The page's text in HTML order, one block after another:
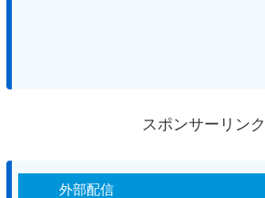
スポンサーリンク
外部配信